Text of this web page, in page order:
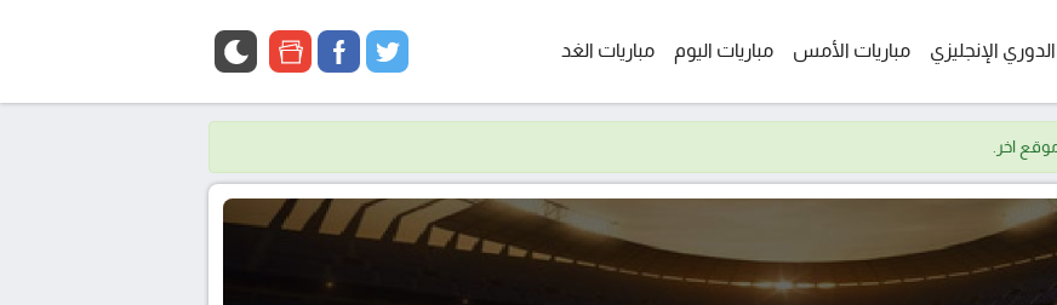
الدوري الإنجليزي مباريات الأمس مباريات اليوم مباريات الغد twitter
facebook
google